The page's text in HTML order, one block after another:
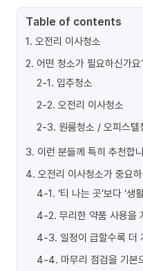
Table of contents
1. 오전리 이사청소
2. 어떤 청소가 필요하신가요
2-1. 입주청소
2-2. 오전리 이사청소
2-3. 원룸청소 / 오피스텔
3. 이런 분들께 특히 추천합
4. 오전리 이사청소가 중요
4-1. ‘티 나는 곳’보다 ‘
4-2. 무리한 약품 사용을
4-3. 일정이 급할수록 더
4-4. 마무리 점검을 기본